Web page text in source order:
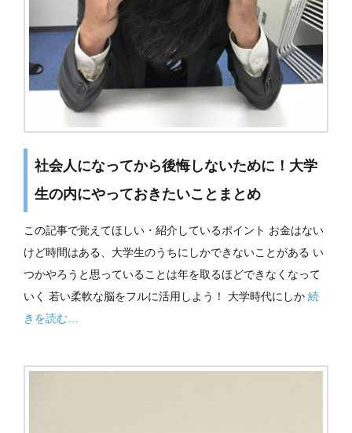
社会人になってから後悔しないために！大学
生の内にやっておきたいことまとめ
この記事で覚えてほしい・紹介しているポイント お金はない
けど時間はある、大学生のうちにしかできないことがある い
つかやろうと思っていることは年を取るほどできなくなって
いく 若い柔軟な脳をフルに活用しよう！ 大学時代にしか 続
きを読む…